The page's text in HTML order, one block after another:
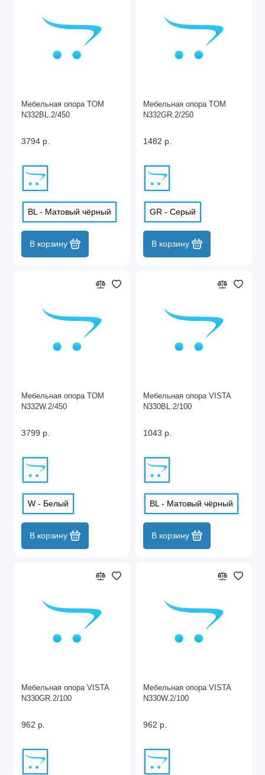
Мебельная опора TOM
N332BL.2/450
3794 р.
BL - Матовый чёрный
В корзину
Мебельная опора TOM
N332GR.2/250
1482 р.
GR - Серый
В корзину
Мебельная опора TOM
N332W.2/450
3799 р.
W - Белый
В корзину
Мебельная опора VISTA
N330BL.2/100
1043 р.
BL - Матовый чёрный
В корзину
Мебельная опора VISTA
N330GR.2/100
962 р.
Мебельная опора VISTA
N330W.2/100
962 р.